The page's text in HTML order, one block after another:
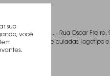
sua
você
Finos Ltda., - Rua Oscar
As fotos aqui veiculadas,